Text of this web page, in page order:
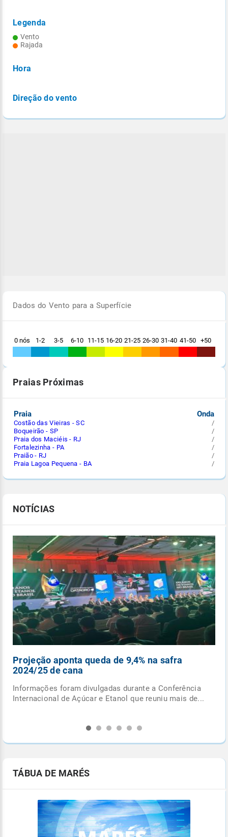
Legenda
Vento
Rajada
Hora
Direção do vento
Dados do Vento para a Superfície
0 nós 1-2 3-5 6-10 11-15 16-20 21-25 26-30 31-40 41-50 +50
Praias Próximas
Praia Onda
Costão das Vieiras - SC
/
Boqueirão - SP
/
Praia dos Maciéis - RJ
/
Fortalezinha - PA
/
Praião - RJ
/
Praia Lagoa Pequena - BA
/
NOTÍCIAS
safra
Conferência
mais de...
Ciclone extratropical se forma esta
entre o RS e Uruguai
Confira alguns fatos que você precisa saber
este o ciclone extratropical para não cair nas
TÁBUA DE MARÉS